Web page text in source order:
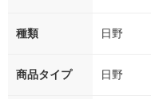
種類 日野
商品タイプ 日野